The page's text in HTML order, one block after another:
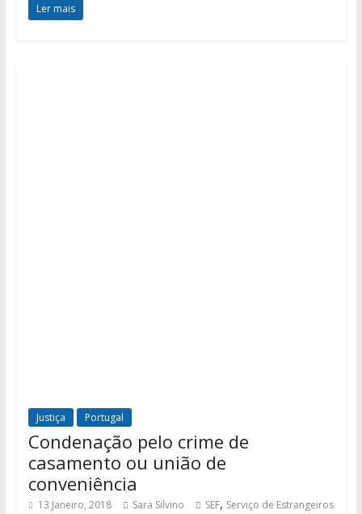
Ler mais
Justiça Portugal
Condenação pelo crime de
casamento ou união de
conveniência
13 Janeiro, 2018 Sara Silvino SEF, Serviço de Estrangeiros